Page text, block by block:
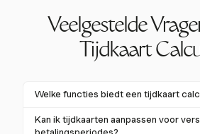
Veelgestelde
Tijdkaart
Welke functies biedt een tijdkaart
Een tijdkaart calculator biedt
van dagelijkse werkuren, het
Kan ik tijdkaarten aanpassen voor